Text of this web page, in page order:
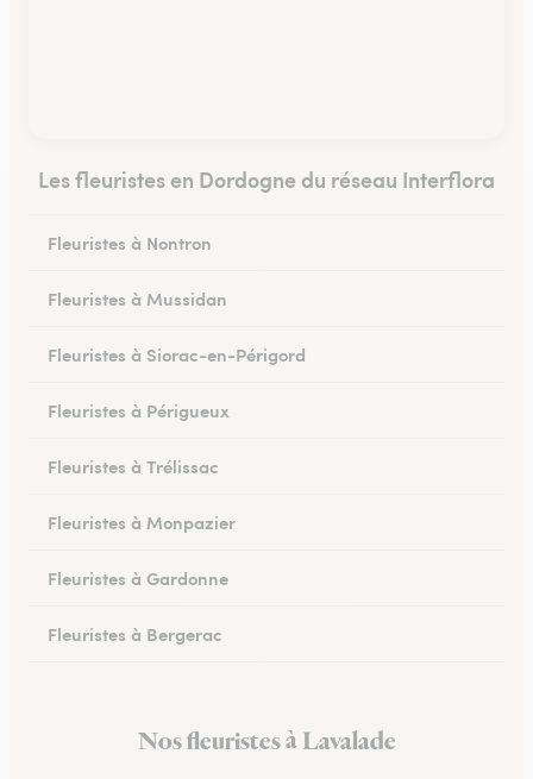
Les fleuristes en Dordogne du réseau Interflora
Fleuristes à Nontron
Fleuristes à Mussidan
Fleuristes à Siorac-en-Périgord
Fleuristes à Périgueux
Fleuristes à Trélissac
Fleuristes à Monpazier
Fleuristes à Gardonne
Fleuristes à Bergerac
Fleuristes à EymetNos fleuristes à Lavalade